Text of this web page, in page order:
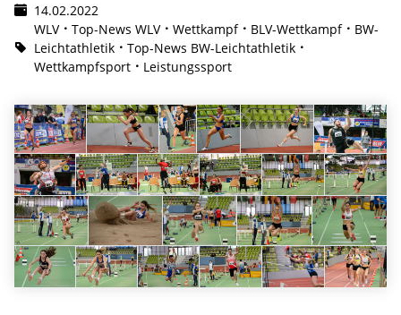
14.02.2022
WLV
Top-News WLV Wettkampf BLV-Wettkampf
BW-
Leichtathletik
Top-News BW-Leichtathletik
Wettkampfsport
Leistungssport